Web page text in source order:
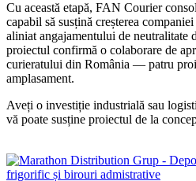
Cu această etapă, FAN Courier
capabil să susțină creșterea
aliniat angajamentului de neutralitate
proiectul confirmă o colaborare de
curieratului din România — patru
amplasament.
Aveți o investiție industrială sau
vă poate susține proiectul de la